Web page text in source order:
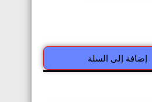
إضافة إلى السلة